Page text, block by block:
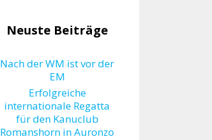
Neuste Beiträge
Nach der WM ist vor der
EM
Erfolgreiche
internationale Regatta
für den Kanuclub
Romanshorn in Auronzo